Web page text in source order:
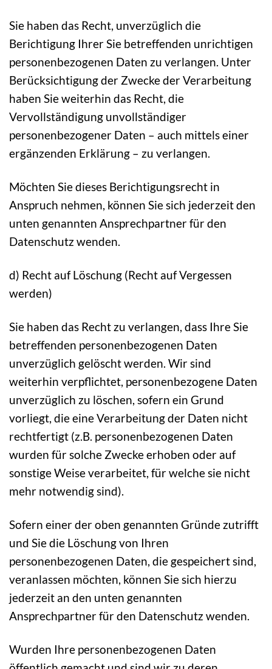
Sie haben das Recht, unverzüglich die
Berichtigung Ihrer Sie betreffenden unrichtigen
personenbezogenen Daten zu verlangen. Unter
Berücksichtigung der Zwecke der Verarbeitung
haben Sie weiterhin das Recht, die
Vervollständigung unvollständiger
personenbezogener Daten – auch mittels einer
ergänzenden Erklärung – zu verlangen.
Möchten Sie dieses Berichtigungsrecht in
Anspruch nehmen, können Sie sich jederzeit den
unten genannten Ansprechpartner für den
Datenschutz wenden.
d) Recht auf Löschung (Recht auf Vergessen
werden)
Sie haben das Recht zu verlangen, dass Ihre Sie
betreffenden personenbezogenen Daten
unverzüglich gelöscht werden. Wir sind
weiterhin verpflichtet, personenbezogene Daten
unverzüglich zu löschen, sofern ein Grund
vorliegt, die eine Verarbeitung der Daten nicht
rechtfertigt (z.B. personenbezogenen Daten
wurden für solche Zwecke erhoben oder auf
sonstige Weise verarbeitet, für welche sie nicht
mehr notwendig sind).
Sofern einer der oben genannten Gründe zutrifft
und Sie die Löschung von Ihren
personenbezogenen Daten, die gespeichert sind,
veranlassen möchten, können Sie sich hierzu
jederzeit an den unten genannten
Ansprechpartner für den Datenschutz wenden.
Wurden Ihre personenbezogenen Daten